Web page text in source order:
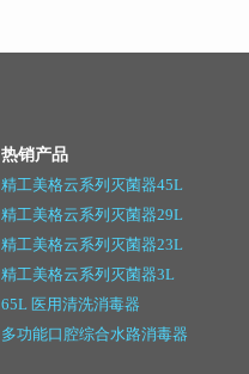
热销产品
精工美格云系列灭菌器45L
精工美格云系列灭菌器29L
精工美格云系列灭菌器23L
精工美格云系列灭菌器3L
65L 医用清洗消毒器
多功能口腔综合水路消毒器